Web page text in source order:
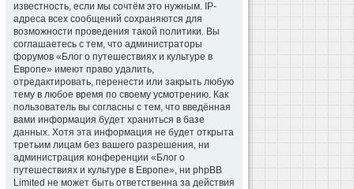
известность, если мы сочтём это нужным. IP-
адреса всех сообщений сохраняются для
возможности проведения такой политики. Вы
соглашаетесь с тем, что администраторы
форумов «Блог о путешествиях и культуре в
Европе» имеют право удалить,
отредактировать, перенести или закрыть любую
тему в любое время по своему усмотрению. Как
пользователь вы согласны с тем, что введённая
вами информация будет храниться в базе
данных. Хотя эта информация не будет открыта
третьим лицам без вашего разрешения, ни
администрация конференции «Блог о
путешествиях и культуре в Европе», ни phpBB
Limited не может быть ответственна за действия